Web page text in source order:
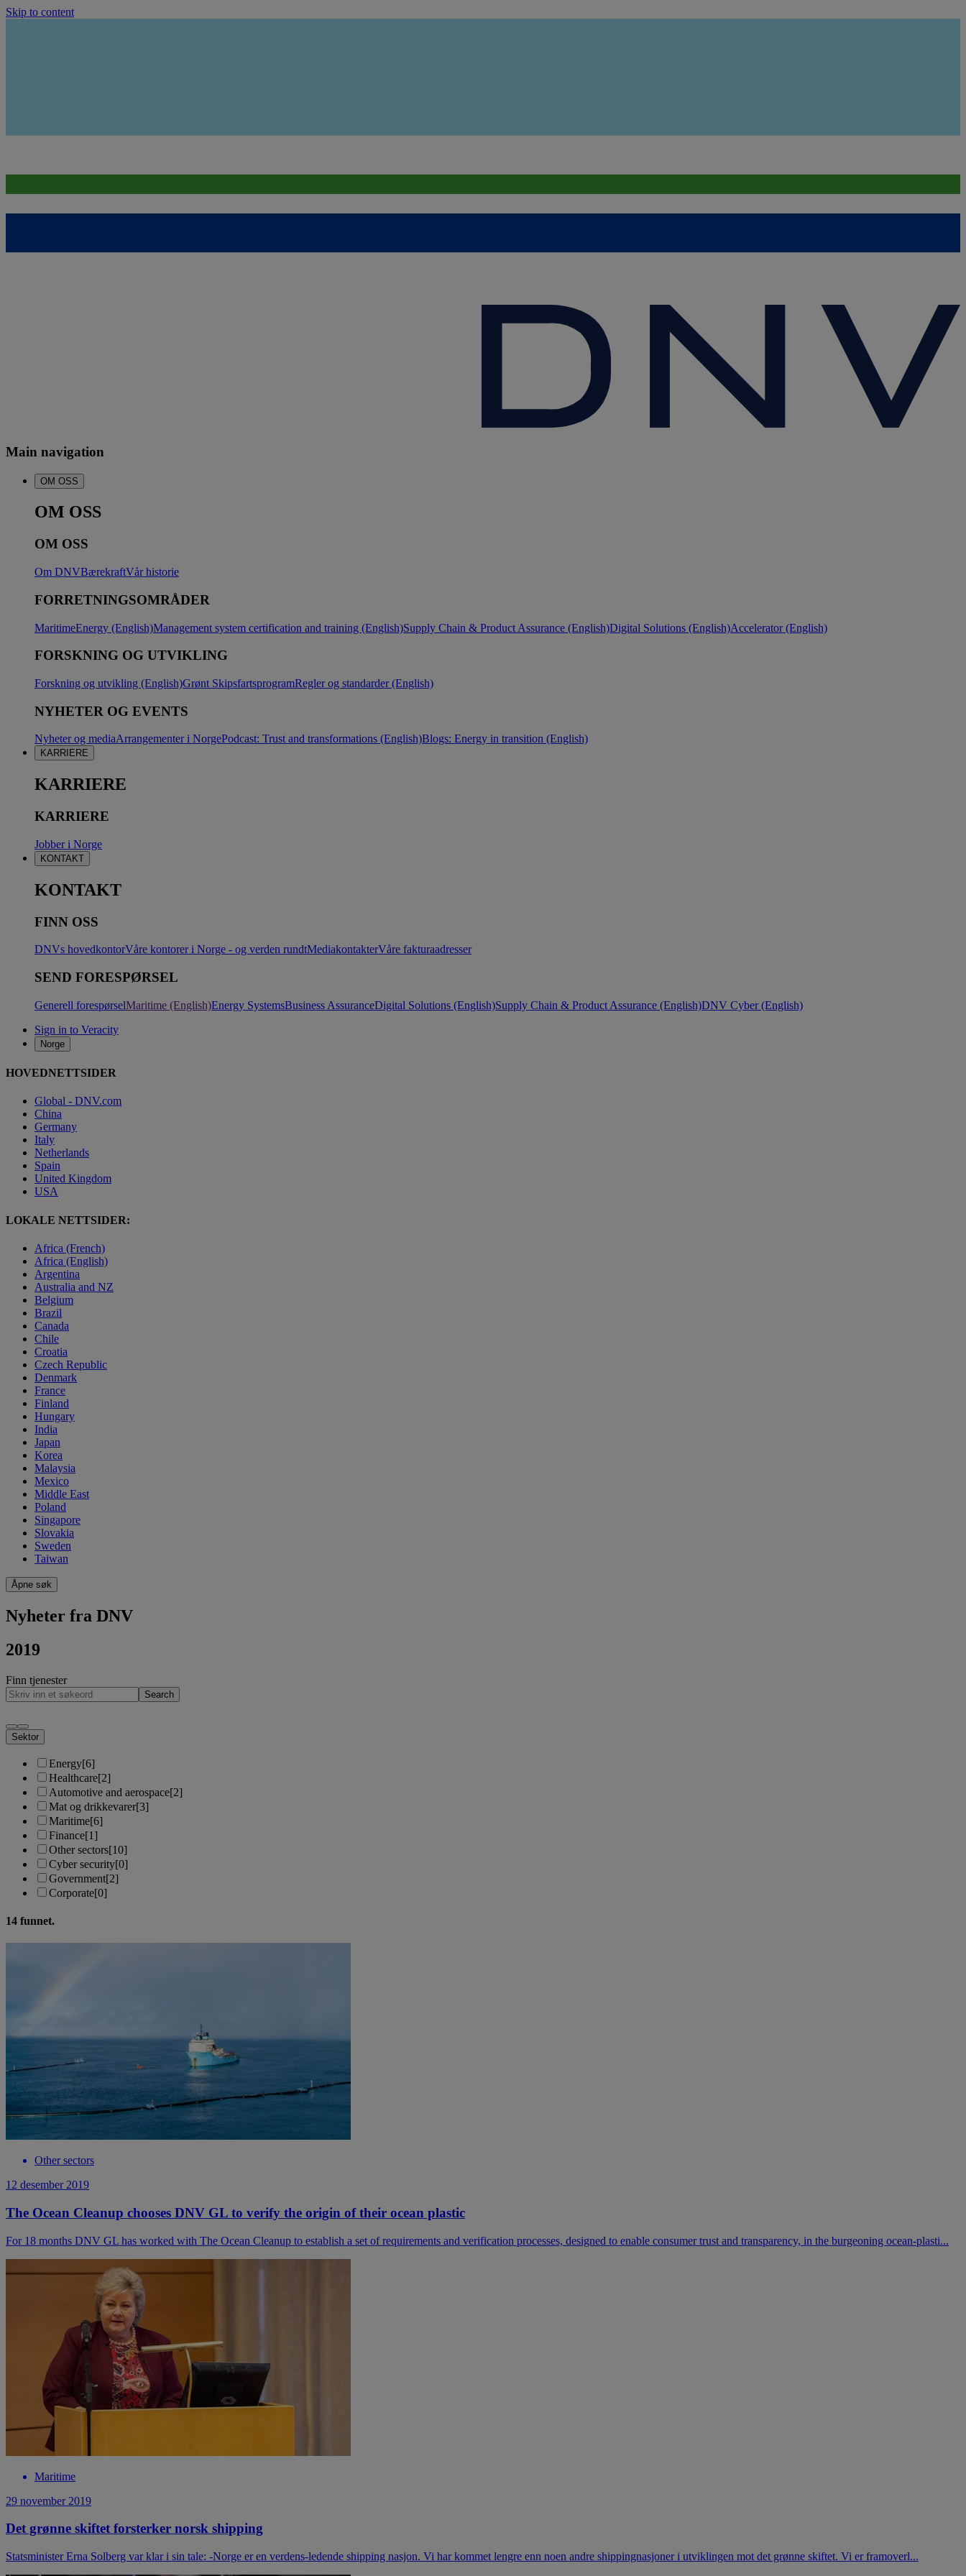
Skip to content
Main navigation
OM OSS
OM OSS
OM OSS
Om DNVBærekraftVår historie
FORRETNINGSOMRÅDER
MaritimeEnergy (English)Management system certification and training (English)Supply Chain & Product Assurance (English)Digital Solutions (English)Accelerator (English)
FORSKNING OG UTVIKLING
Forskning og utvikling (English)Grønt SkipsfartsprogramRegler og standarder (English)
NYHETER OG EVENTS
Nyheter og mediaArrangementer i NorgePodcast: Trust and transformations (English)Blogs: Energy in transition (English)
KARRIERE
KARRIERE
KARRIERE
Jobber i Norge
KONTAKT
KONTAKT
FINN OSS
DNVs hovedkontorVåre kontorer i Norge - og verden rundtMediakontakterVåre fakturaadresser
SEND FORESPØRSEL
Generell forespørselMaritime (English)Energy SystemsBusiness AssuranceDigital Solutions (English)Supply Chain & Product Assurance (English)DNV Cyber (English)
Sign in to Veracity
Norge
HOVEDNETTSIDER
Global - DNV.com
China
Germany
Italy
Netherlands
Spain
United Kingdom
USA
LOKALE NETTSIDER:
Africa (French)
Africa (English)
Argentina
Australia and NZ
Belgium
Brazil
Canada
Chile
Croatia
Czech Republic
Denmark
France
Finland
Hungary
India
Japan
Korea
Malaysia
Mexico
Middle East
Poland
Singapore
Slovakia
Sweden
Taiwan
Åpne søk
Nyheter fra DNV
2019
Finn tjenester
Search
Sektor
Energy[6]
Healthcare[2]
Automotive and aerospace[2]
Mat og drikkevarer[3]
Maritime[6]
Finance[1]
Other sectors[10]
Cyber security[0]
Government[2]
Corporate[0]
14 funnet.
Other sectors
12 desember 2019
The Ocean Cleanup chooses DNV GL to verify the origin of their ocean plastic
For 18 months DNV GL has worked with The Ocean Cleanup to establish a set of requirements and verification processes, designed to enable consumer trust and transparency, in the burgeoning ocean-plasti...
Maritime
29 november 2019
Det grønne skiftet forsterker norsk shipping
Statsminister Erna Solberg var klar i sin tale: -Norge er en verdens-ledende shipping nasjon. Vi har kommet lengre enn noen andre shippingnasjoner i utviklingen mot det grønne skiftet. Vi er framoverl...